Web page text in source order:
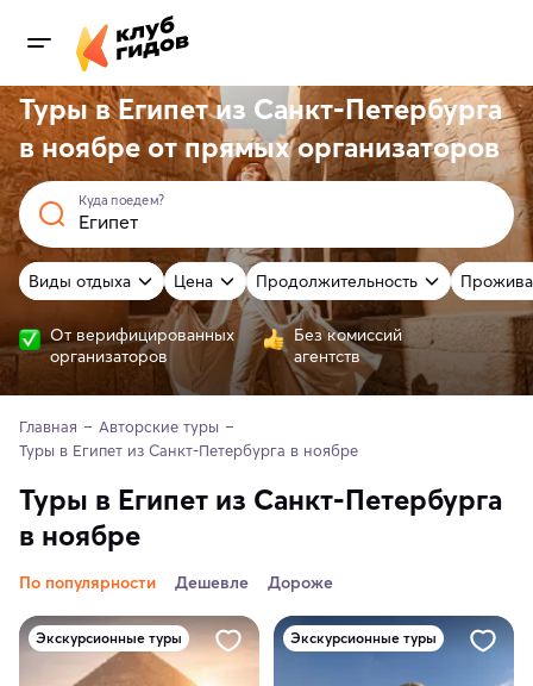
Туры в Египет из Санкт-Петербурга
в ноябре отпрямыхорганизаторов
Куда поедем?
Виды отдыха Цена Продолжительность
От верифицированных
организаторов
Без комиссий
агентств
Главная
Авторские туры
Туры в Египет из Санкт-Петербурга в ноябре
Туры в Египет из Санкт-Петербурга
в ноябре
По популярности Дешевле Дороже
Экскурсионные туры Экскурсионные туры